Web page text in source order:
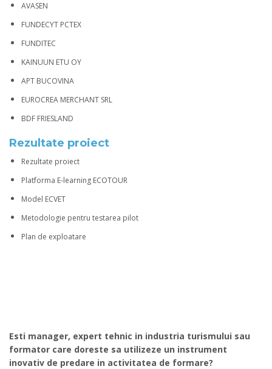
AVASEN
FUNDECYT PCTEX
FUNDITEC
KAINUUN ETU OY
APT BUCOVINA
EUROCREA MERCHANT SRL
BDF FRIESLAND
Rezultate proiect
Rezultate proiect
Platforma E-learning ECOTOUR
Model ECVET
Metodologie pentru testarea pilot
Plan de exploatare
Esti manager, expert tehnic in industria turismului sau
formator care doreste sa utilizeze un instrument
inovativ de predare in activitatea de formare?